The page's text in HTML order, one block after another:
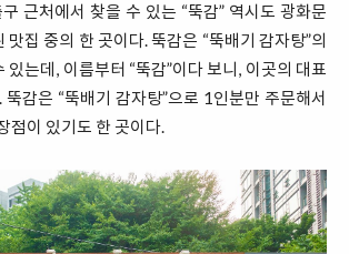
근처에서 찾을 수 있는 “뚝감” 역시도 광화문
맛집 중의 한 곳이다. 뚝감은 “뚝배기 감자탕”의
있는데, 이름부터 “뚝감”이다 보니, 이곳의 대표
뚝감은 “뚝배기 감자탕”으로 1인분만 주문해서
점이 있기도 한 곳이다.